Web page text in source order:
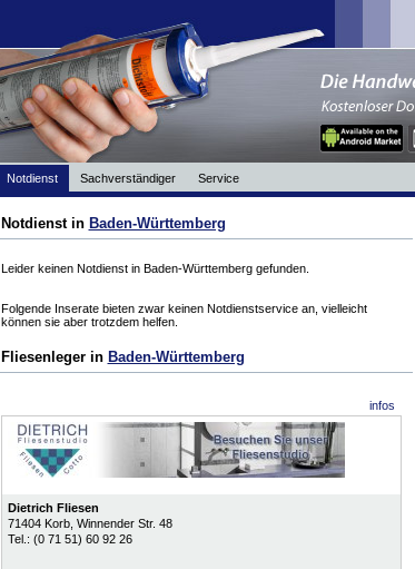
Notdienst Sachverständiger Service
Notdienst in Baden-Württemberg
Leider keinen Notdienst in Baden-Württemberg gefunden.
Folgende Inserate bieten zwar keinen Notdienstservice an, vielleicht
können sie aber trotzdem helfen.
Fliesenleger in Baden-Württemberg
infos
Dietrich Fliesen
71404 Korb, Winnender Str. 48
Tel.: (0 71 51) 60 92 26